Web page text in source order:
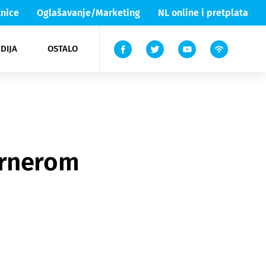
Oglašavanje/Marketing NL online i pretplata
OSTALO
Lika & Senj
TV